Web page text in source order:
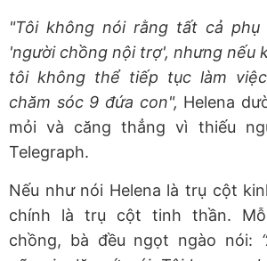
"Tôi không nói rằng tất cả
'người chồng nội trợ', nhưng nếu
tôi không thể tiếp tục làm
chăm sóc 9 đứa con", Helena
mỏi và căng thẳng vì thiếu
Telegraph.
Nếu như nói Helena là trụ cột
chính là trụ cột tinh thần.
chồng, bà đều ngọt ngào nói: